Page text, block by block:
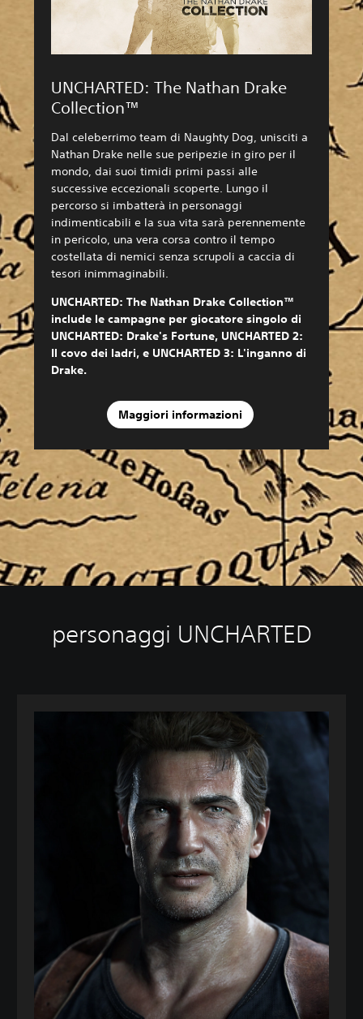
UNCHARTED: The Nathan Drake
Collection™
Dal celeberrimo team di Naughty Dog, unisciti a
Nathan Drake nelle sue peripezie in giro per il
mondo, dai suoi timidi primi passi alle
successive eccezionali scoperte. Lungo il
percorso si imbatterà in personaggi
indimenticabili e la sua vita sarà perennemente
in pericolo, una vera corsa contro il tempo
costellata di nemici senza scrupoli a caccia di
tesori inimmaginabili.
UNCHARTED: The Nathan Drake Collection™
include le campagne per giocatore singolo di
UNCHARTED: Drake's Fortune, UNCHARTED 2:
Il covo dei ladri, e UNCHARTED 3: L'inganno di
Drake.
Maggiori informazioni
personaggi UNCHARTED